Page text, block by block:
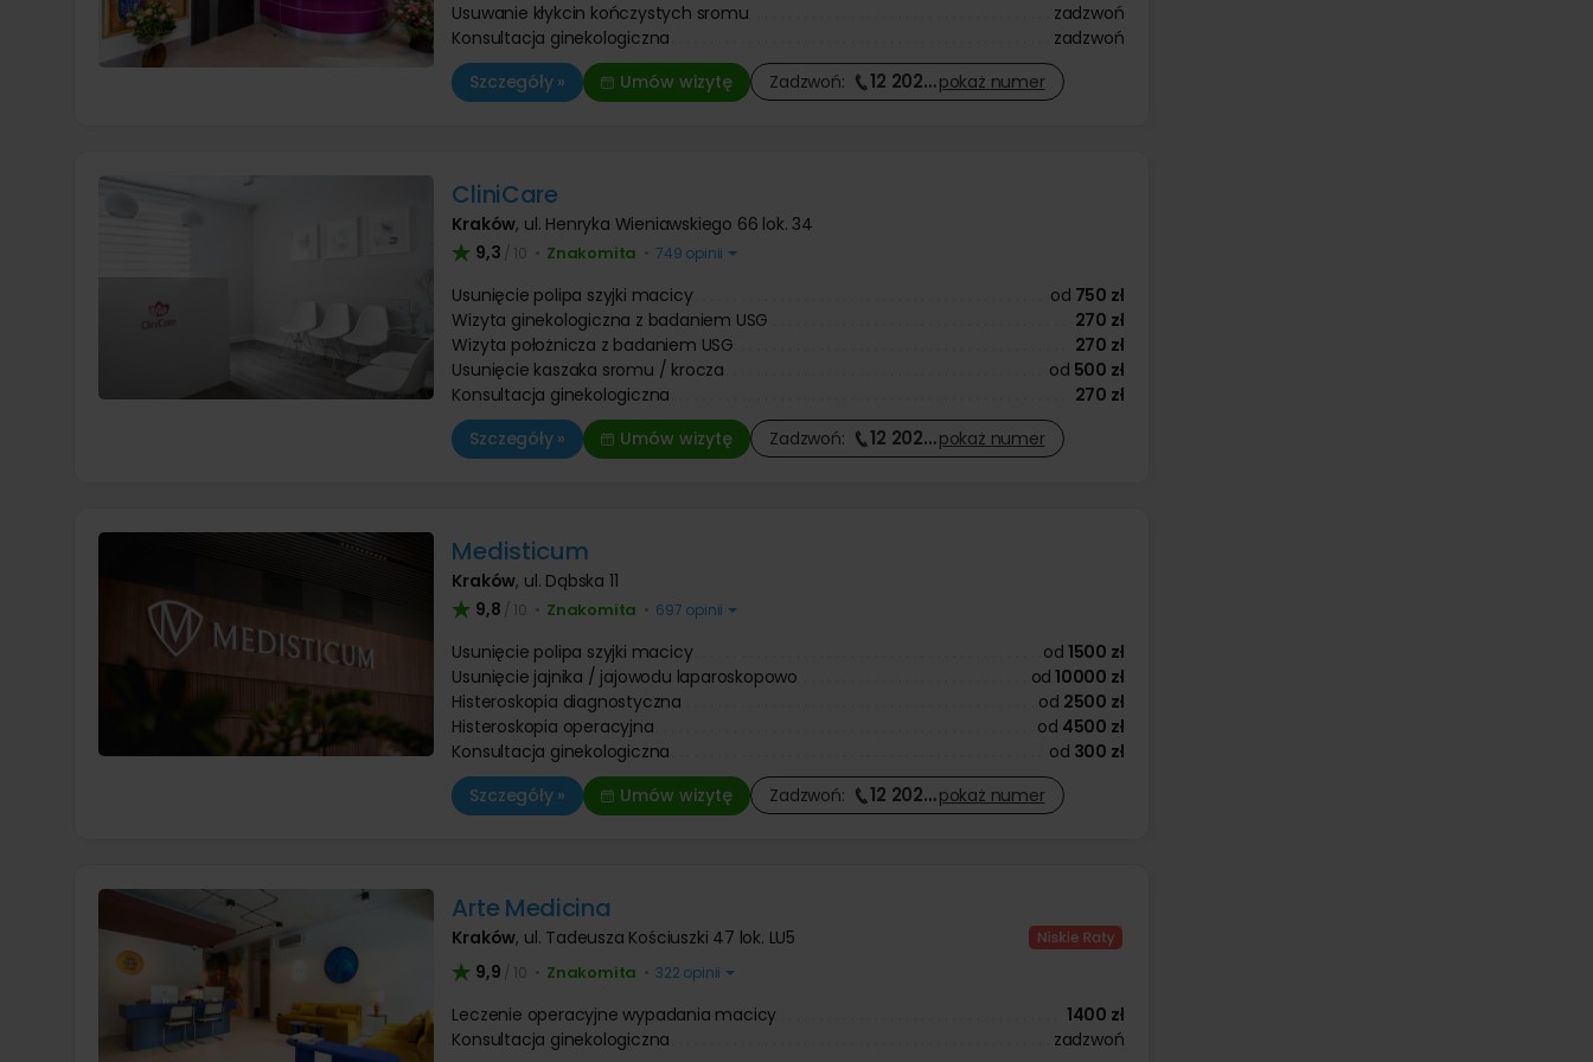
Usuwanie kłykcin kończystych sromu
zadzwoń
Konsultacja ginekologiczna
zadzwoń
Szczegóły »
Umów wizytę Zadzwoń: 12 202…pokaż numer
CliniCare
Kraków, ul. Henryka Wieniawskiego 66 lok. 34
9,3 / 10 • Znakomita • 749 opinii
Usunięcie polipa szyjki macicy od 750 zł
Wizyta ginekologiczna z badaniem USG
270 zł
Wizyta położnicza z badaniem USG
270 zł
Usunięcie kaszaka sromu / krocza
od 500 zł
Konsultacja ginekologiczna
270 zł
Szczegóły »
Umów wizytę Zadzwoń: 12 202…pokaż numer
Medisticum
Kraków, ul. Dąbska 11
9,8 / 10 • Znakomita • 697 opinii
Usunięcie polipa szyjki macicy od 1500 zł
Usunięcie jajnika / jajowodu laparoskopowo
od 10000 zł
Histeroskopia diagnostyczna
od 2500 zł
Histeroskopia operacyjna
od 4500 zł
Konsultacja ginekologiczna
od 300 zł
Szczegóły »
Umów wizytę Zadzwoń: 12 202…pokaż numer
Arte Medicina
Kraków, ul. Tadeusza Kościuszki 47 lok. LU5
9,9 / 10 • Znakomita • 322 opinii
Leczenie operacyjne wypadania macicy
1400 zł
Konsultacja ginekologiczna
zadzwoń